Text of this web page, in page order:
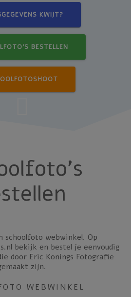
KWIJT?
BESTELLEN
schoolfoto webwinkel. Op
bekijk en bestel je eenvoudig
door Eric Konings Fotografie
zijn.
WEBWINKEL